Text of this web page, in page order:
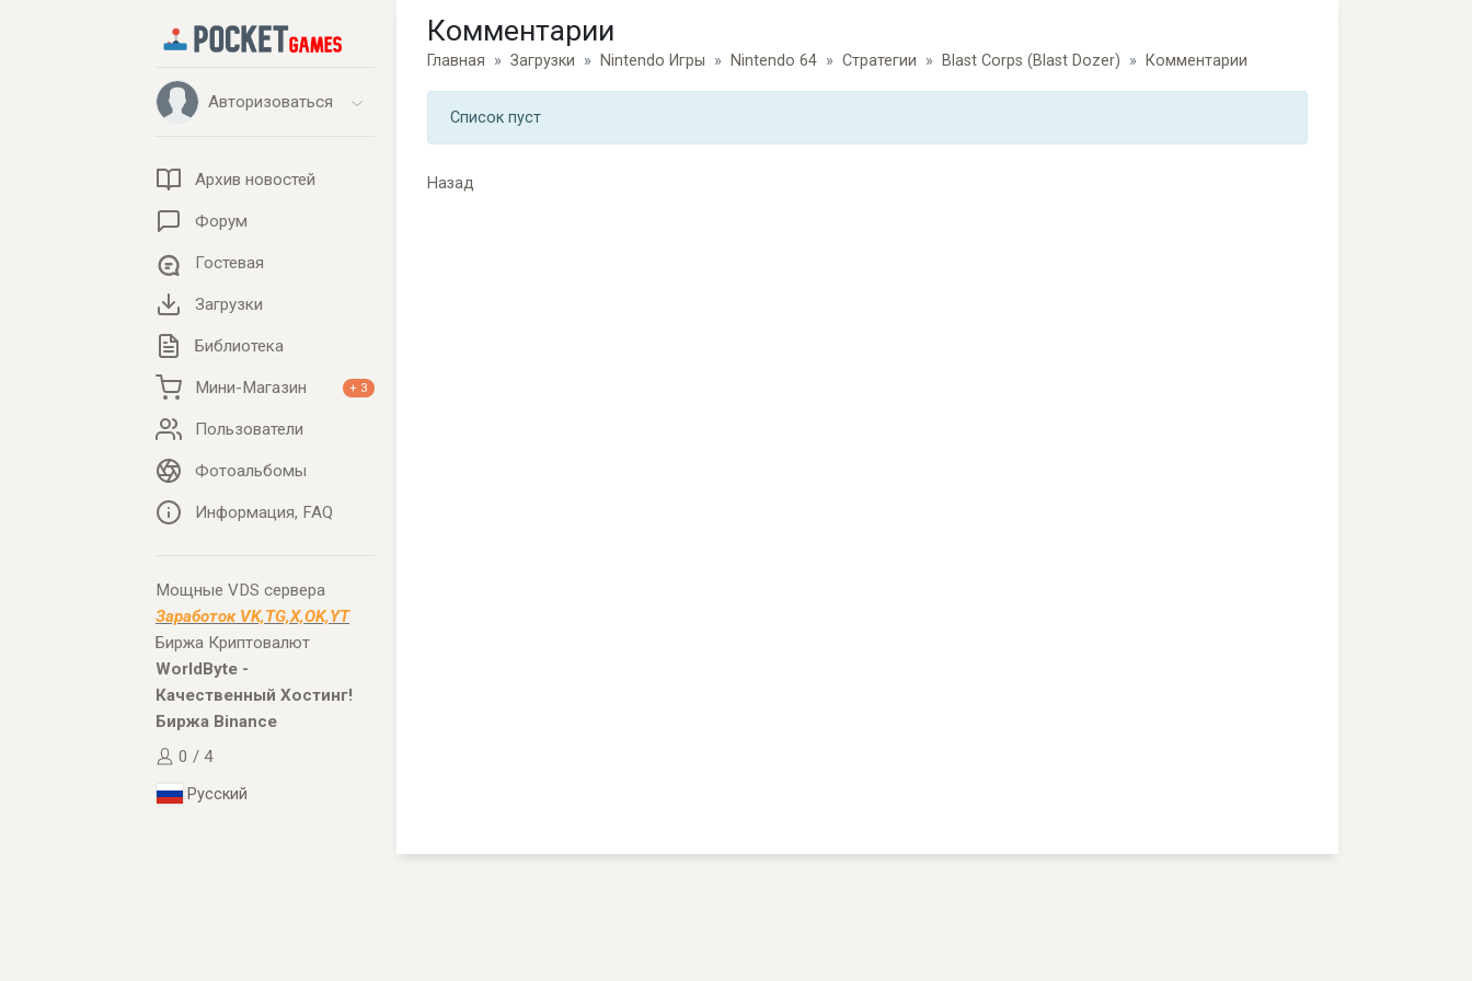
Авторизоваться
Архив новостей
Форум
Гостевая
Загрузки
Библиотека
Мини-Магазин + 3
Пользователи
Фотоальбомы
Информация, FAQ
Мощные VDS сервера
Заработок VK,TG,X,OK,YT
Биржа Криптовалют
WorldByte -
Качественный Хостинг!
Биржа Binance
0 / 4
Русский
Комментарии
Главная Загрузки Nintendo Игры Nintendo 64 Стратегии Blast Corps (Blast Dozer) Комментарии
Список пуст
Назад